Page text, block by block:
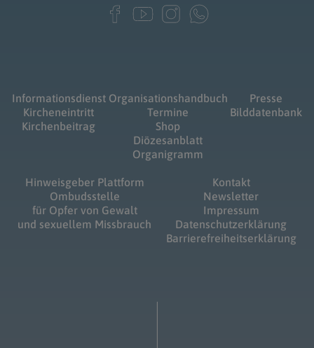
Informationsdienst
Kircheneintritt
Kirchenbeitrag
Organisationshandbuch
Termine
Shop
Diözesanblatt
Organigramm
Presse
Bilddatenbank
Hinweisgeber Plattform
Ombudsstelle
für Opfer von Gewalt
und sexuellem Missbrauch
Kontakt
Newsletter
Impressum
Datenschutzerklärung
Barrierefreiheitserklärung